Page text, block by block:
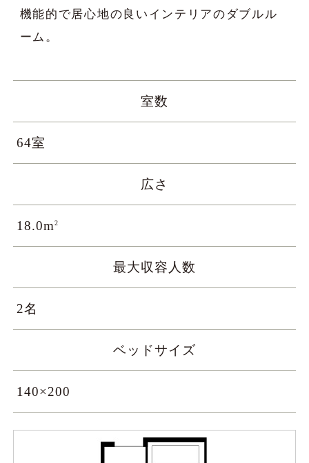
ホテルパンフレット
ご利用規則
特定商取引法に基づく表記
機能的で居心地の良いインテリアのダブルル
ーム。
室数
64室
広さ
18.0m2
最大収容人数
2名
ベッドサイズ
140×200